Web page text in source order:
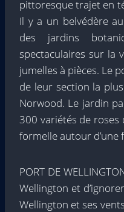
pittoresque trajet en
Il y a un belvédère
des jardins
spectaculaires sur la
jumelles à pièces. Le
de leur section la
Norwood. Le jardin
300 variétés de
formelle autour d’une
PORT DE
Wellington et
Wellington et ses